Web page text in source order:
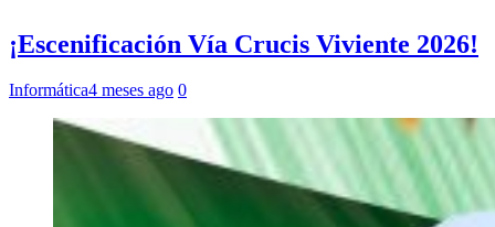
¡Escenificación Vía Crucis Viviente 2026!
Informática4 meses ago 0